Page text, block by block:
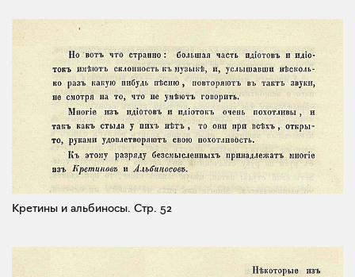
Кретины и альбиносы. Стр. 52